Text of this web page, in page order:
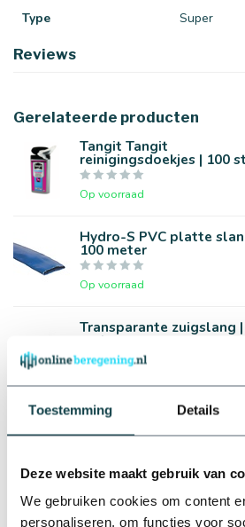
Toestemming Details
Deze website maakt gebruik van
We gebruiken cookies om content
personaliseren, om functies voor
Type Super
Reviews
Gerelateerde producten
Tangit Tangit
reinigingsdoekjes | 100
Op voorraad
Hydro-S PVC platte
100 meter
Op voorraad
Transparante zuigslang |
meter
Tricoflex Tricoflex
| 25 t/m 100 meter
Op voorraad
Profec RVS super
19 t/m 40 mm